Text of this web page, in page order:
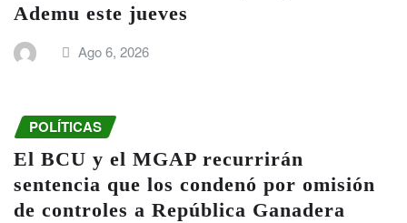
Ademu este jueves
Ago 6, 2026
POLÍTICAS
El BCU y el MGAP recurrirán
sentencia que los condenó por omisión
de controles a República Ganadera